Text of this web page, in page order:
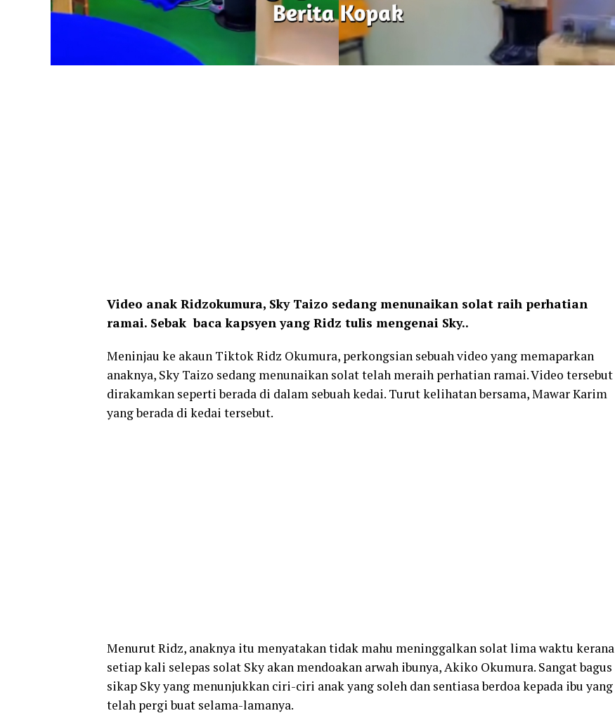
Video anak Ridzokumura, Sky Taizo sedang menunaikan solat raih perhatian
ramai. Sebak baca kapsyen yang Ridz tulis mengenai Sky..
Meninjau ke akaun Tiktok Ridz Okumura, perkongsian sebuah video yang memaparkan
anaknya, Sky Taizo sedang menunaikan solat telah meraih perhatian ramai. Video tersebut
dirakamkan seperti berada di dalam sebuah kedai. Turut kelihatan bersama, Mawar Karim
yang berada di kedai tersebut.
Menurut Ridz, anaknya itu menyatakan tidak mahu meninggalkan solat lima waktu kerana
setiap kali selepas solat Sky akan mendoakan arwah ibunya, Akiko Okumura. Sangat bagus
sikap Sky yang menunjukkan ciri-ciri anak yang soleh dan sentiasa berdoa kepada ibu yang
telah pergi buat selama-lamanya.